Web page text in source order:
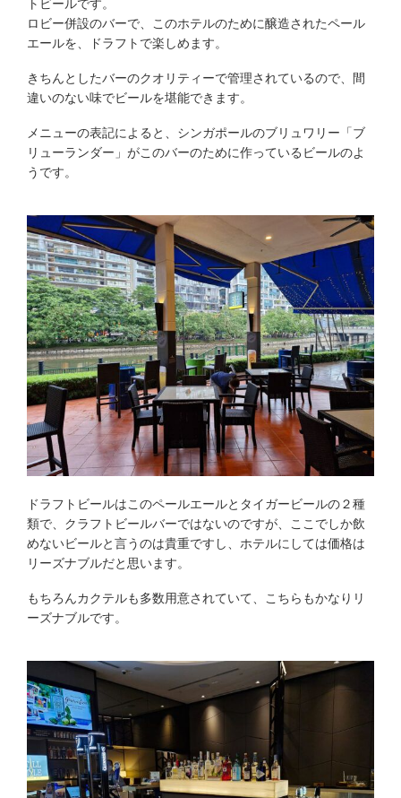
ロビー併設のバーで、このホテルのために醸造されたペール
エールを、ドラフトで楽しめます。
きちんとしたバーのクオリティーで管理されているので、間
違いのない味でビールを堪能できます。
メニューの表記によると、シンガポールのブリュワリー「ブ
リューランダー」がこのバーのために作っているビールのよ
うです。
ドラフトビールはこのペールエールとタイガービールの２種
類で、クラフトビールバーではないのですが、ここでしか飲
めないビールと言うのは貴重ですし、ホテルにしては価格は
リーズナブルだと思います。
もちろんカクテルも多数用意されていて、こちらもかなりリ
ーズナブルです。